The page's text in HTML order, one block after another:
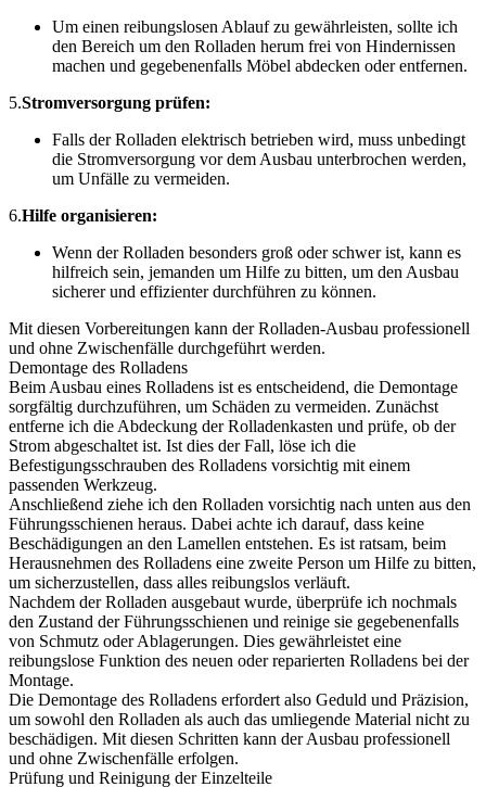
Um einen reibungslosen Ablauf zu gewährleisten, sollte ich
den Bereich um den Rolladen herum frei von Hindernissen
machen und gegebenenfalls Möbel abdecken oder entfernen.
5.Stromversorgung prüfen:
Falls der Rolladen elektrisch betrieben wird, muss unbedingt
die Stromversorgung vor dem Ausbau unterbrochen werden,
um Unfälle zu vermeiden.
6.Hilfe organisieren:
Wenn der Rolladen besonders groß oder schwer ist, kann es
hilfreich sein, jemanden um Hilfe zu bitten, um den Ausbau
sicherer und effizienter durchführen zu können.
Mit diesen Vorbereitungen kann der Rolladen-Ausbau professionell
und ohne Zwischenfälle durchgeführt werden.
Demontage des Rolladens
Beim Ausbau eines Rolladens ist es entscheidend, die Demontage
sorgfältig durchzuführen, um Schäden zu vermeiden. Zunächst
entferne ich die Abdeckung der Rolladenkasten und prüfe, ob der
Strom abgeschaltet ist. Ist dies der Fall, löse ich die
Befestigungsschrauben des Rolladens vorsichtig mit einem
passenden Werkzeug.
Anschließend ziehe ich den Rolladen vorsichtig nach unten aus den
Führungsschienen heraus. Dabei achte ich darauf, dass keine
Beschädigungen an den Lamellen entstehen. Es ist ratsam, beim
Herausnehmen des Rolladens eine zweite Person um Hilfe zu bitten,
um sicherzustellen, dass alles reibungslos verläuft.
Nachdem der Rolladen ausgebaut wurde, überprüfe ich nochmals
den Zustand der Führungsschienen und reinige sie gegebenenfalls
von Schmutz oder Ablagerungen. Dies gewährleistet eine
reibungslose Funktion des neuen oder reparierten Rolladens bei der
Montage.
Die Demontage des Rolladens erfordert also Geduld und Präzision,
um sowohl den Rolladen als auch das umliegende Material nicht zu
beschädigen. Mit diesen Schritten kann der Ausbau professionell
und ohne Zwischenfälle erfolgen.
Prüfung und Reinigung der Einzelteile